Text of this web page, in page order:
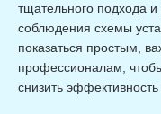
тщательного подхода и
соблюдения схемы
показаться простым,
профессионалам,
снизить